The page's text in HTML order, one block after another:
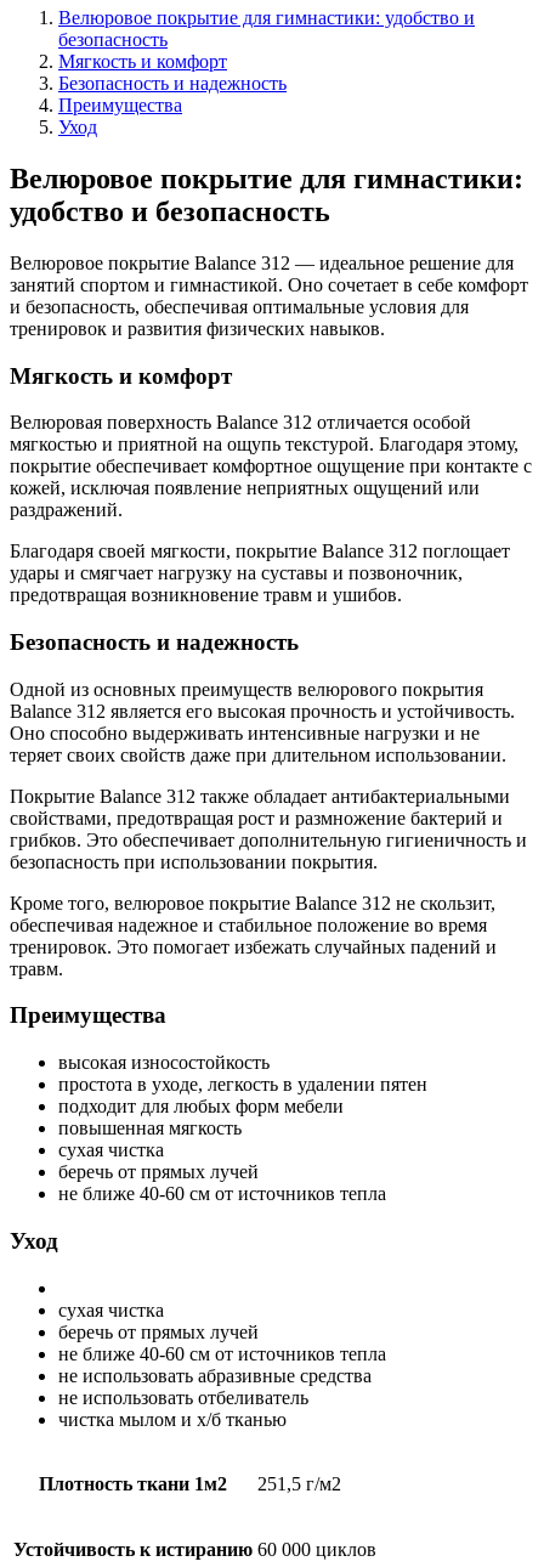
Велюровое покрытие для гимнастики: удобство и
безопасность
Мягкость и комфорт
Безопасность и надежность
Преимущества
Уход
Велюровое покрытие для гимнастики:
удобство и безопасность
Велюровое покрытие Balance 312 — идеальное решение для
занятий спортом и гимнастикой. Оно сочетает в себе комфорт
и безопасность, обеспечивая оптимальные условия для
тренировок и развития физических навыков.
Мягкость и комфорт
Велюровая поверхность Balance 312 отличается особой
мягкостью и приятной на ощупь текстурой. Благодаря этому,
покрытие обеспечивает комфортное ощущение при контакте с
кожей, исключая появление неприятных ощущений или
раздражений.
Благодаря своей мягкости, покрытие Balance 312 поглощает
удары и смягчает нагрузку на суставы и позвоночник,
предотвращая возникновение травм и ушибов.
Безопасность и надежность
Одной из основных преимуществ велюрового покрытия
Balance 312 является его высокая прочность и устойчивость.
Оно способно выдерживать интенсивные нагрузки и не
теряет своих свойств даже при длительном использовании.
Покрытие Balance 312 также обладает антибактериальными
свойствами, предотвращая рост и размножение бактерий и
грибков. Это обеспечивает дополнительную гигиеничность и
безопасность при использовании покрытия.
Кроме того, велюровое покрытие Balance 312 не скользит,
обеспечивая надежное и стабильное положение во время
тренировок. Это помогает избежать случайных падений и
травм.
Преимущества
высокая износостойкость
простота в уходе, легкость в удалении пятен
подходит для любых форм мебели
повышенная мягкость
сухая чистка
беречь от прямых лучей
не ближе 40-60 см от источников тепла
Уход
сухая чистка
беречь от прямых лучей
не ближе 40-60 см от источников тепла
не использовать абразивные средства
не использовать отбеливатель
чистка мылом и х/б тканью
Плотность ткани 1м2 251,5 г/м2
Устойчивость к истиранию 60 000 циклов